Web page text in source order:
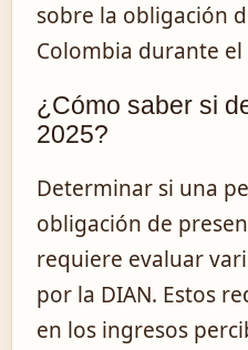
sobre la obligación
Colombia durante
¿Cómo saber si
2025?
Determinar si una
obligación de
requiere evaluar
por la DIAN. Estos
en los ingresos